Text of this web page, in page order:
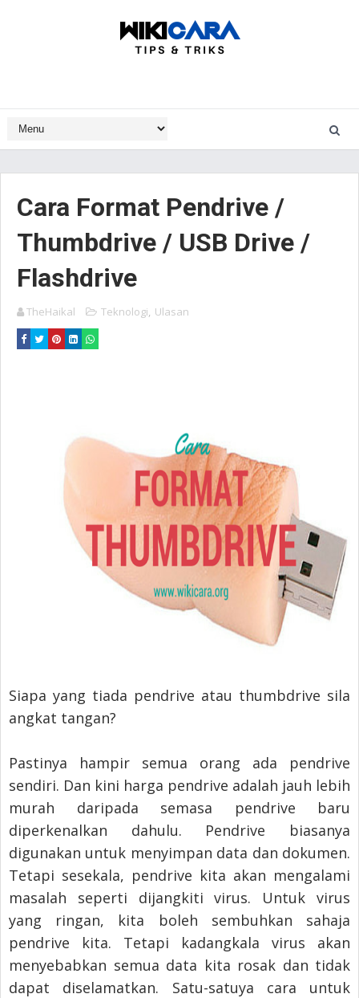
Cara Format Pendrive /
Thumbdrive / USB Drive /
Flashdrive
TheHaikal Teknologi, Ulasan
Siapa yang tiada pendrive atau thumbdrive sila
angkat tangan?
Pastinya hampir semua orang ada pendrive
sendiri. Dan kini harga pendrive adalah jauh lebih
murah daripada semasa pendrive baru
diperkenalkan dahulu. Pendrive biasanya
digunakan untuk menyimpan data dan dokumen.
Tetapi sesekala, pendrive kita akan mengalami
masalah seperti dijangkiti virus. Untuk virus
yang ringan, kita boleh sembuhkan sahaja
pendrive kita. Tetapi kadangkala virus akan
menyebabkan semua data kita rosak dan tidak
dapat diselamatkan. Satu-satuya cara untuk